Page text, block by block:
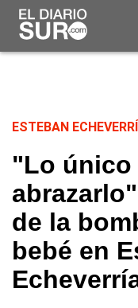
ESTEBAN
"Lo único
de la
bebé en